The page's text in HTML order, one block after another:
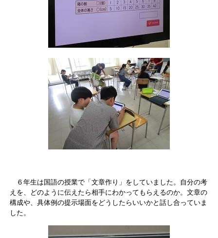
６年生は国語の授業で「文章作り」をしていました。自分の考
えを、どのように伝えたら相手にわかってもらえるのか。文章の
構成や、具体例の提示場面をどうしたらいいかと話し合っていま
した。